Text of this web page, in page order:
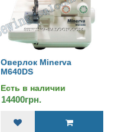
Оверлок Minerva
М640DS
Есть в наличии
14400грн.